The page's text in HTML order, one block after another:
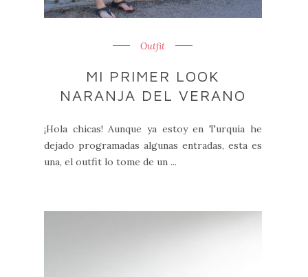
Outfit
MI PRIMER LOOK
NARANJA DEL VERANO
¡Hola chicas! Aunque ya estoy en Turquía he
dejado programadas algunas entradas, esta es
una, el outfit lo tome de un ...